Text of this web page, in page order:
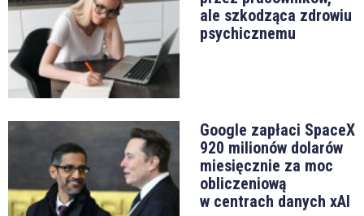
ale szkodząca zdrowiu
psychicznemu
Google zapłaci SpaceX
920 milionów dolarów
miesięcznie za moc
obliczeniową
w centrach danych xAI